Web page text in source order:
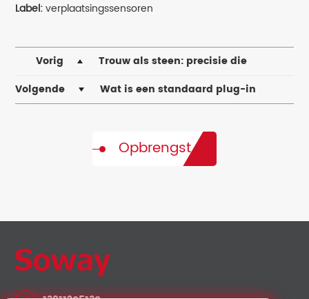
Label:verplaatsingssensoren
Vorig
Trouw als steen: precisie die
industriële vooruitgang definieert
Volgende
Wat is een standaard plug-in
hogetemperatuurprestaties door Shenzhen Soway
Opbrengst